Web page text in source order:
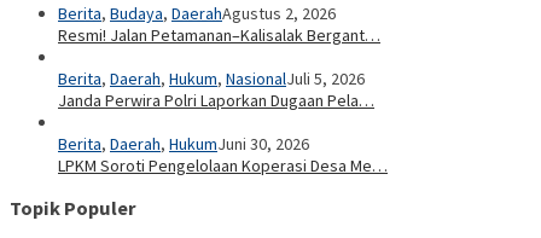
Berita, Budaya, DaerahAgustus 2, 2026
Resmi! Jalan Petamanan–Kalisalak Bergant…
Berita, Daerah, Hukum, NasionalJuli 5, 2026
Janda Perwira Polri Laporkan Dugaan Pela…
Berita, Daerah, HukumJuni 30, 2026
LPKM Soroti Pengelolaan Koperasi Desa Me…
Topik Populer